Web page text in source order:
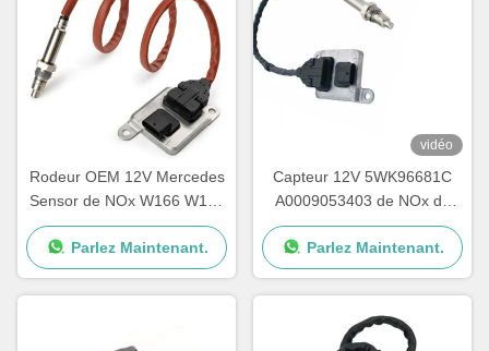
Rodeur OEM 12V Mercedes
Sensor de NOx W166 W172
W205 W221 W212 C300
ML350
Parlez Maintenant.
vidéo
Capteur 12V 5WK96681C
A0009053403 de NOx de
voiture de Mercedes E400
E350
Parlez Maintenant.